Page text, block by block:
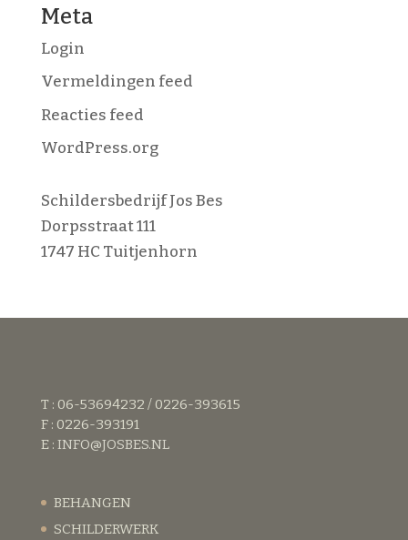
Meta
Login
Vermeldingen feed
Reacties feed
WordPress.org
Schildersbedrijf Jos Bes
Dorpsstraat 111
1747 HC Tuitjenhorn
T : 06-53694232 / 0226-393615
F : 0226-393191
E : INFO@JOSBES.NL
BEHANGEN
SCHILDERWERK